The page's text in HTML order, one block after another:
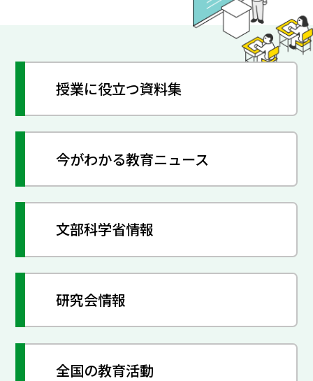
授業に役立つ資料集
今がわかる教育ニュース
文部科学省情報
研究会情報
全国の教育活動